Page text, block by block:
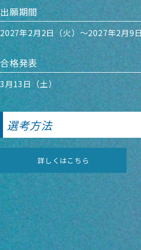
出願期間
2027年2月2日（火）～2027年2月9日
合格発表
3月13日（土）
選考方法
詳しくはこちら